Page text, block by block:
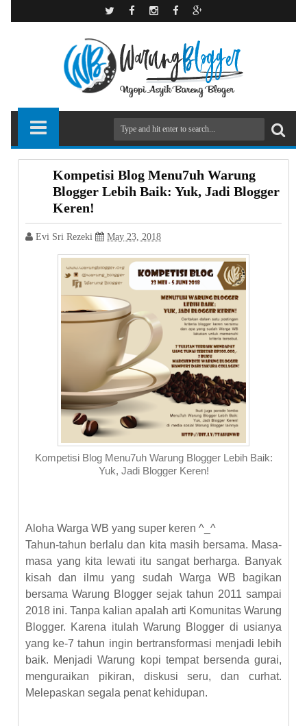
Kompetisi Blog Menu7uh Warung
Blogger Lebih Baik: Yuk, Jadi Blogger
Keren!
Evi Sri Rezeki May 23, 2018
Kompetisi Blog Menu7uh Warung Blogger Lebih Baik:
Yuk, Jadi Blogger Keren!
Aloha Warga WB yang super keren ^_^
Tahun-tahun berlalu dan kita masih bersama. Masa-
masa yang kita lewati itu sangat berharga. Banyak
kisah dan ilmu yang sudah Warga WB bagikan
bersama Warung Blogger sejak tahun 2011 sampai
2018 ini. Tanpa kalian apalah arti Komunitas Warung
Blogger. Karena itulah Warung Blogger di usianya
yang ke-7 tahun ingin bertransformasi menjadi lebih
baik. Menjadi Warung kopi tempat bersenda gurai,
menguraikan pikiran, diskusi seru, dan curhat.
Melepaskan segala penat kehidupan.